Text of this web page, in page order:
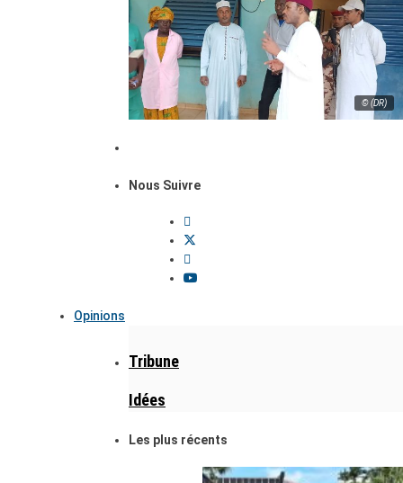
© (DR)
Nous Suivre
Opinions
Tribune
Idées
Les plus récents